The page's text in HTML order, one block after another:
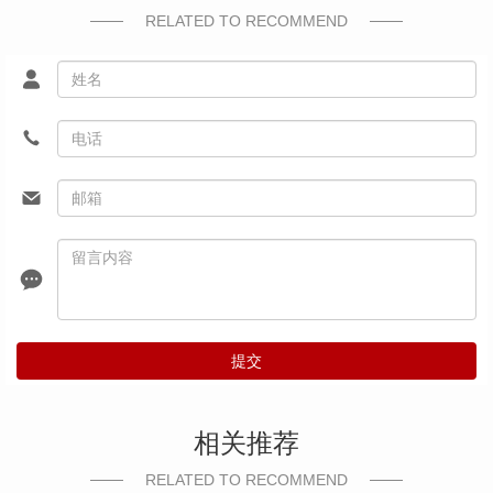
RELATED TO RECOMMEND
提交
相关推荐
RELATED TO RECOMMEND